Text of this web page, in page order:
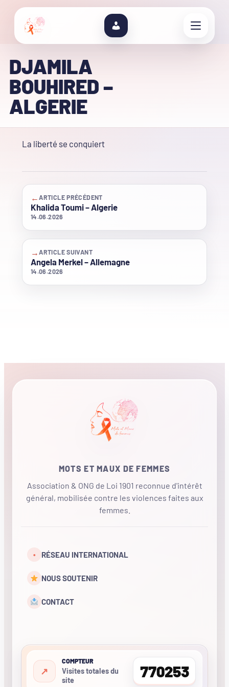
DJAMILA
BOUHIRED –
ALGERIE
La liberté se conquiert
←ARTICLE PRÉCÉDENT
Khalida Toumi – Algerie
14.06.2026
→ARTICLE SUIVANT
Angela Merkel – Allemagne
14.06.2026
MOTS ET MAUX DE FEMMES
Association & ONG de Loi 1901 reconnue d'intérêt
général, mobilisée contre les violences faites aux
femmes.
• RÉSEAU INTERNATIONAL
NOUS SOUTENIR
CONTACT
COMPTEUR
Visites totales du
site
770253